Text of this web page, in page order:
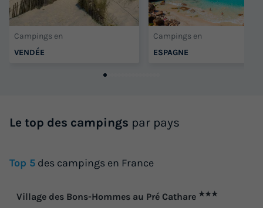
Campings en
VENDÉE
Campings en
ESPAGNE
Le top des campings par pays
Top 5 des campings en France
Village des Bons-Hommes au Pré Cathare ★★★